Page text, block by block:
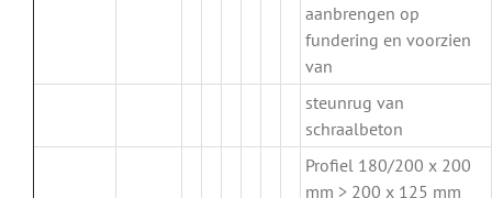
aanbrengen op
fundering en voorzien
van
steunrug van
schraalbeton
Profiel 180/200 x 200
mm > 200 x 125 mm